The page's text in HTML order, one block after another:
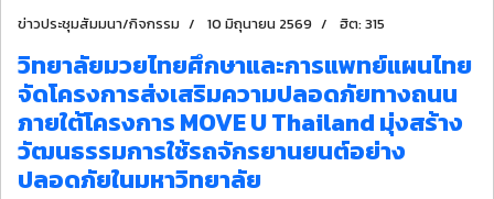
ข่าวประชุมสัมมนา/กิจกรรม 10 มิถุนายน 2569 ฮิต: 315
วิทยาลัยมวยไทยศึกษาและการแพทย์แผนไทย
จัดโครงการส่งเสริมความปลอดภัยทางถนน
ภายใต้โครงการ MOVE U Thailand มุ่งสร้าง
วัฒนธรรมการใช้รถจักรยานยนต์อย่าง
ปลอดภัยในมหาวิทยาลัย